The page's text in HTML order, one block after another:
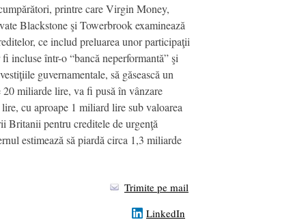
printre care Virgin Money,
Blackstone şi Towerbrook examinează
ce includ preluarea unor participaţii
într-o “bancă neperformantă” şi
guvernamentale, să găsească un
miliarde lire, va fi pusă în vânzare
cu aproape 1 miliard lire sub valoarea
Britanii pentru creditele de urgenţă
estimează să piardă circa 1,3 miliarde
Trimite pe mail
LinkedIn